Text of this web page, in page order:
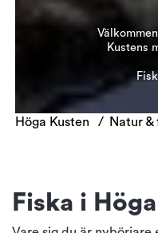
Kustens
Höga Kusten Natur
Fiska i